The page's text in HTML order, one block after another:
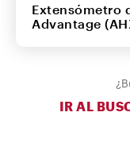
Extensómetro
Advantage
IR AL